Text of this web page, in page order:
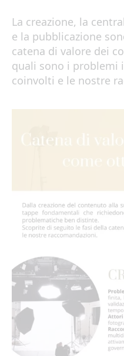
La creazione, la
e la pubblicazione
catena di valore dei
quali sono i problemi
coinvolti e le nostre